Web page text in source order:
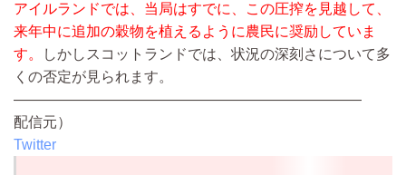
アイルランドでは、当局はすでに、この圧搾を見越して、
来年中に追加の穀物を植えるように農民に奨励していま
す。
しかしスコットランドでは、状況の深刻さについて多
くの否定が見られます。
————————————————————————
配信元）
Twitter